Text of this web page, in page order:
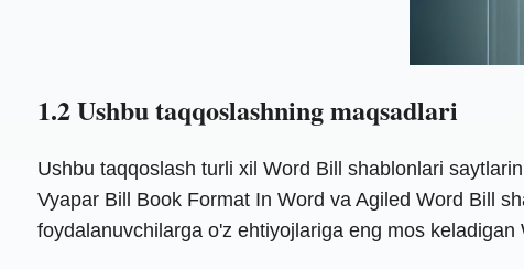
1.2 Ushbu taqqoslashning maqsadlari
Ushbu taqqoslash turli xil Word Bill shablonlari
Vyapar Bill Book Format In Word va Agiled Word Bill
foydalanuvchilarga o'z ehtiyojlariga eng mos